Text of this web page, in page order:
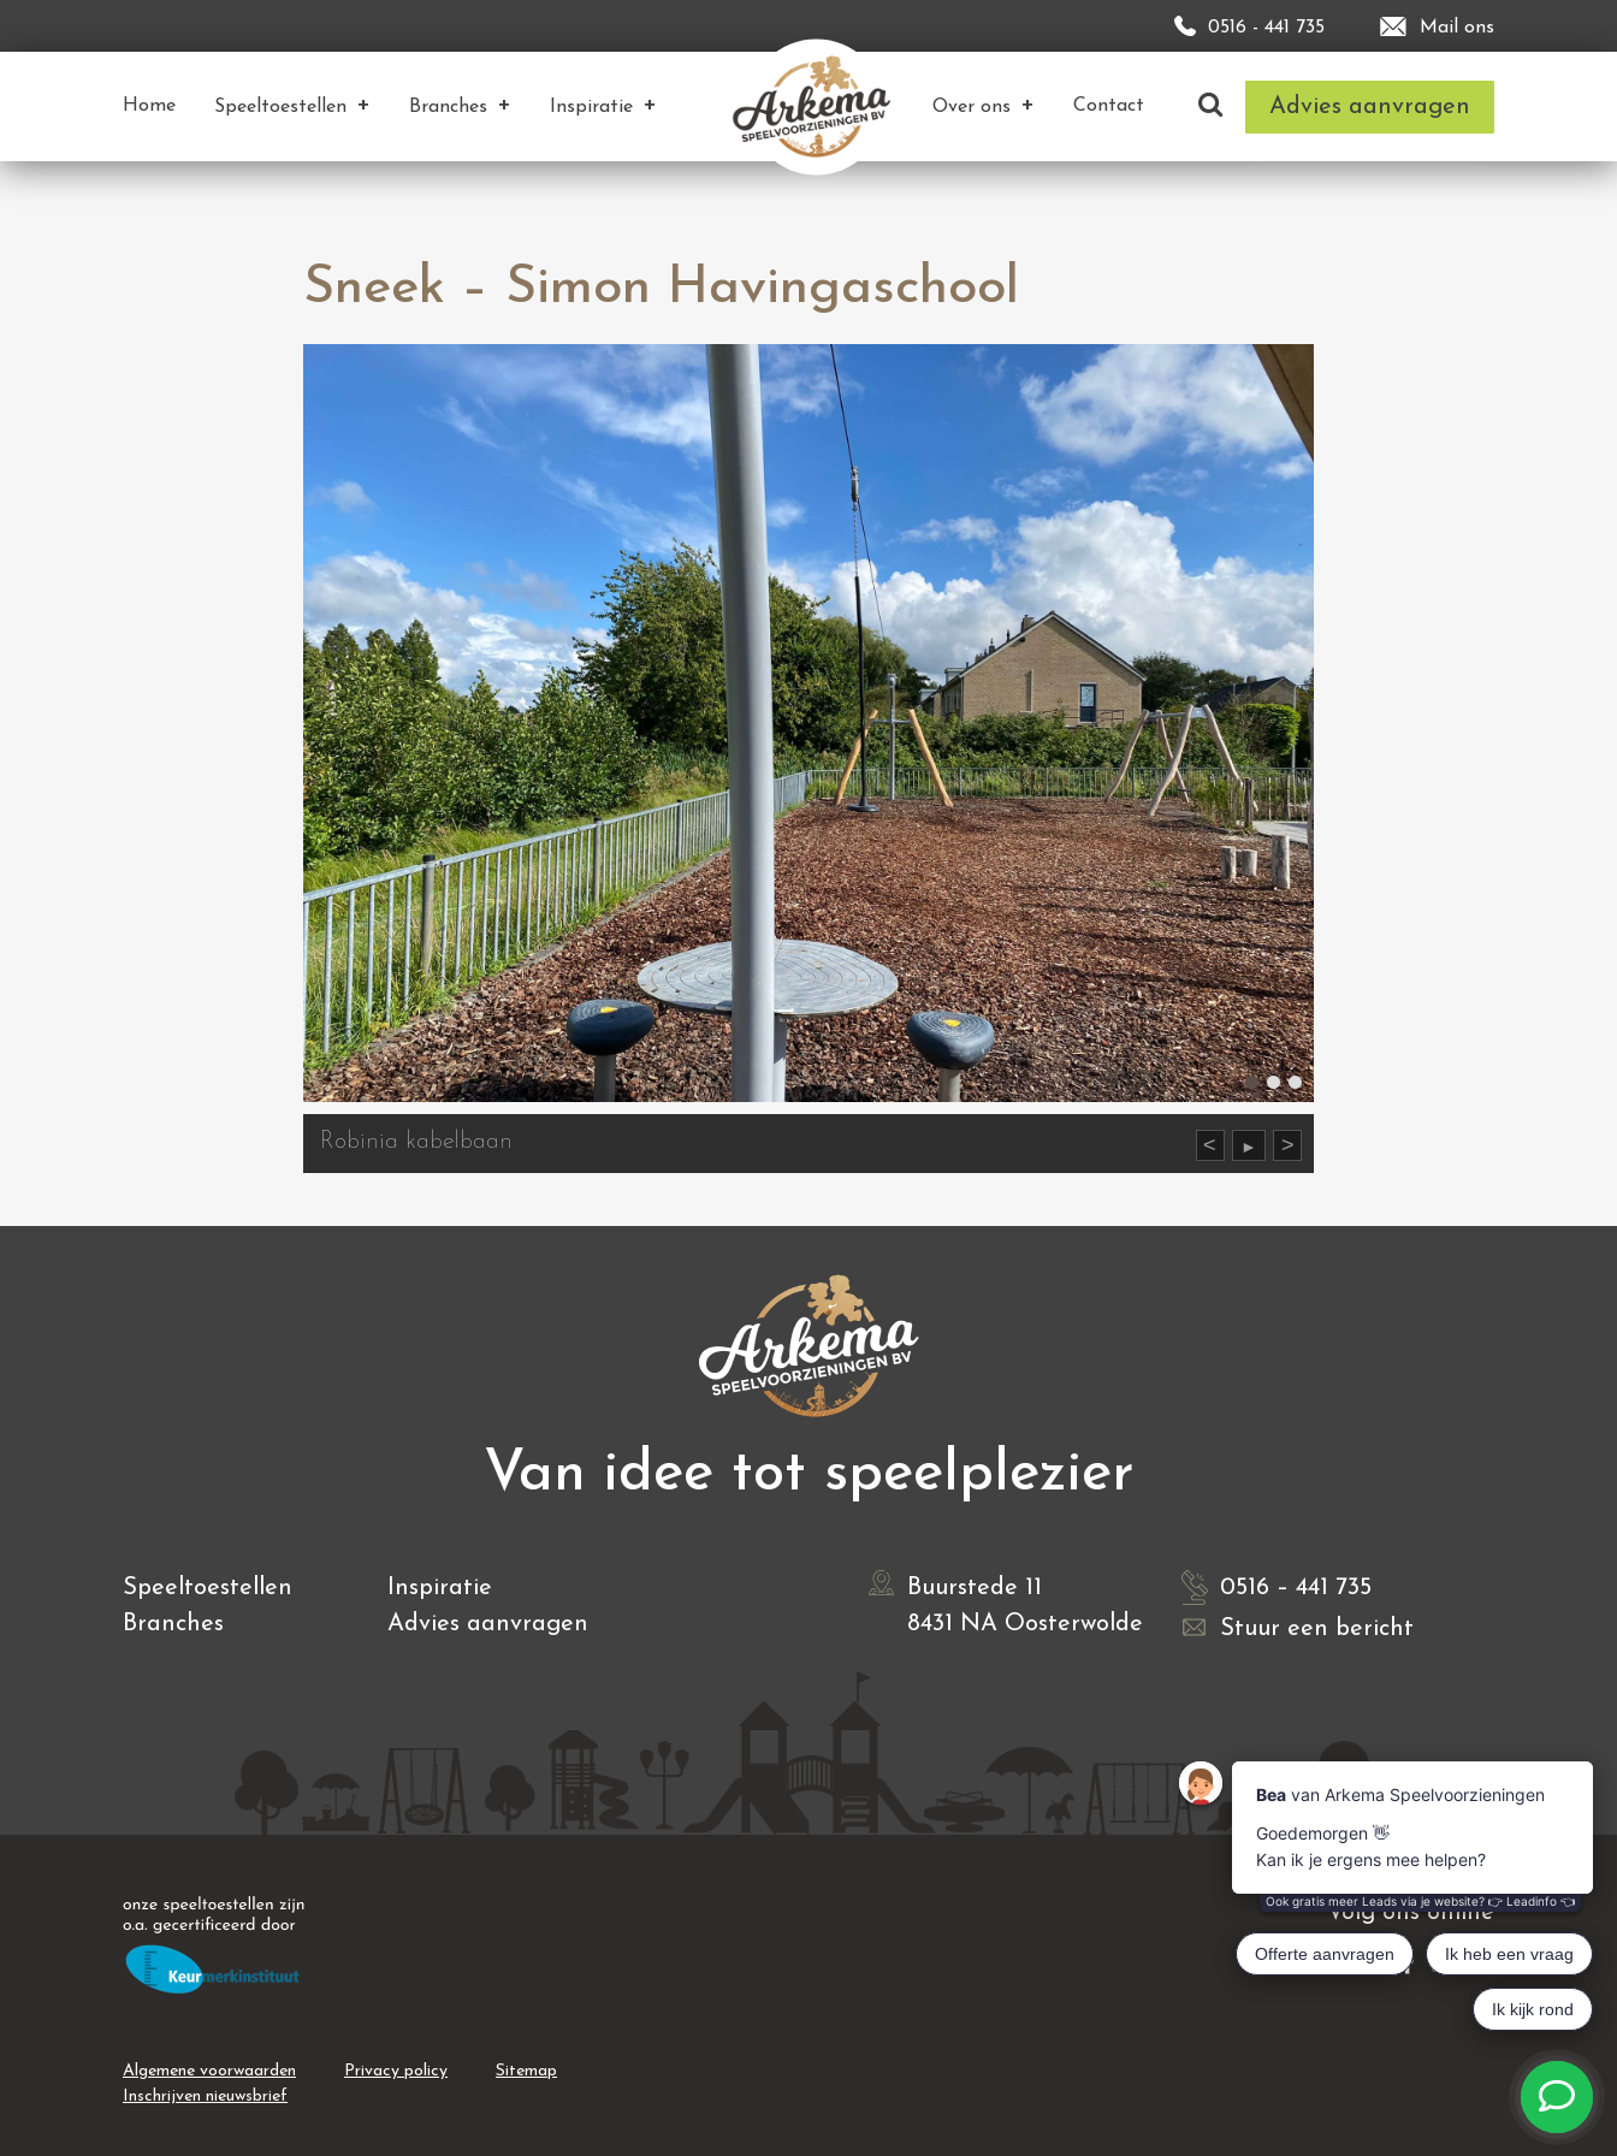
0516 - 441 735 Mail ons
Home Speeltoestellen Branches Inspiratie Over ons Contact Advies aanvragen
Sneek – Simon Havingaschool
< ► >
Robinia kabelbaan
Van idee tot speelplezier
Speeltoestellen
Inspiratie
Branches
Advies aanvragen
0516 – 441 735
Stuur een bericht
Buurstede 11
8431 NA Oosterwolde
Volg ons online
Algemene voorwaarden Privacy policy
Sitemap
Inschrijven nieuwsbrief